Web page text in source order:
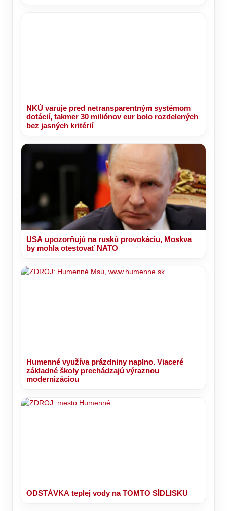
NKÚ varuje pred netransparentným systémom
dotácií, takmer 30 miliónov eur bolo rozdelených
bez jasných kritérií
USA upozorňujú na ruskú provokáciu, Moskva
by mohla otestovať NATO
Humenné využíva prázdniny naplno. Viaceré
základné školy prechádzajú výraznou
modernizáciou
ODSTÁVKA teplej vody na TOMTO SÍDLISKU